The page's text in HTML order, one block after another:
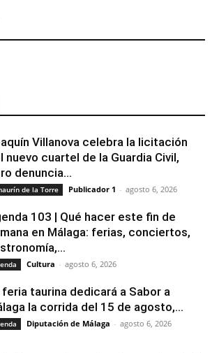
Villanova celebra la licitación
nuevo cuartel de la Guardia Civil,
denuncia...
de la Torre Publicador 1 - agosto 6, 2026
103 | Qué hacer este fin de
en Málaga: ferias, conciertos,
Cultura - agosto 6, 2026
feria taurina dedicará a Sabor a
la corrida del 15 de agosto,...
Diputación de Málaga - agosto 6, 2026